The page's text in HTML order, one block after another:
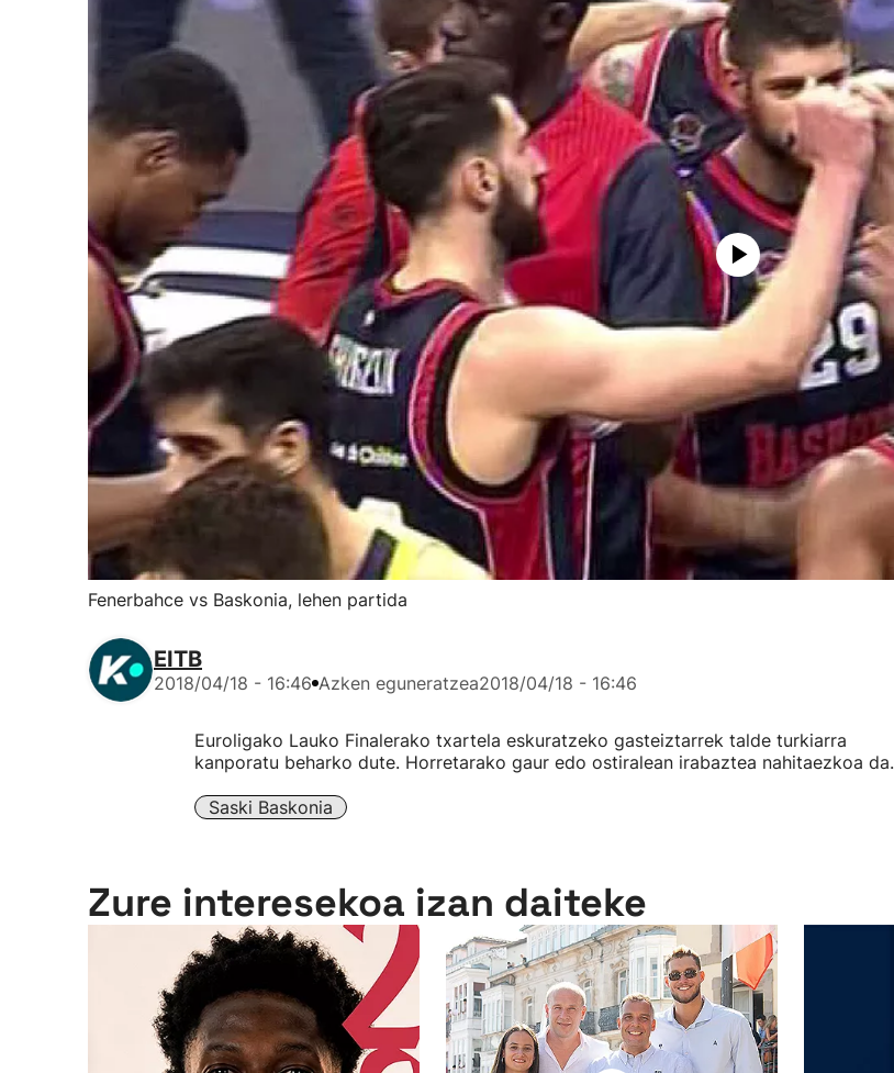
Fenerbahce vs Baskonia, lehen partida
EITB
2018/04/18 - 16:46 Azken eguneratzea2018/04/18 - 16:46
Euroligako Lauko Finalerako txartela eskuratzeko gasteiztarrek talde turkiarra
kanporatu beharko dute. Horretarako gaur edo ostiralean irabaztea nahitaezkoa da.
Saski Baskonia
Zure interesekoa izan daiteke